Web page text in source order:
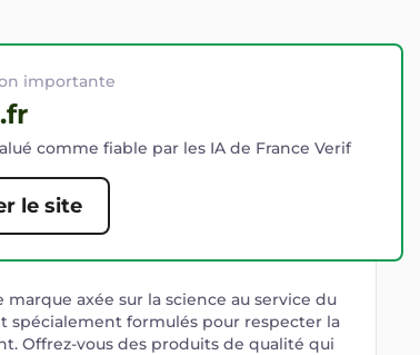
importante
comme fiable par les IA de France Verif
le site
marque axée sur la science au service du
spécialement formulés pour respecter la
Offrez-vous des produits de qualité qui